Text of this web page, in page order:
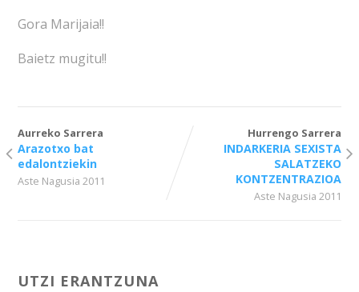
Gora Marijaia!!
Baietz mugitu!!
Aurreko Sarrera
Arazotxo bat
edalontziekin
Aste Nagusia 2011
Hurrengo Sarrera
INDARKERIA SEXISTA
SALATZEKO
KONTZENTRAZIOA
Aste Nagusia 2011
UTZI ERANTZUNA